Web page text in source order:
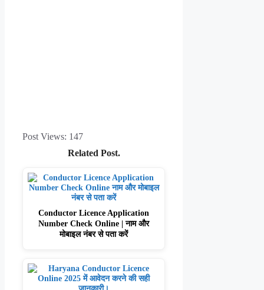
Post Views: 147
Related Post.
Conductor Licence Application
Number Check Online | नाम और
मोबाइल नंबर से पता करें